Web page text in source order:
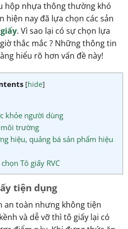
hộp nhựa thông thường khó
hiện nay đã lựa chọn các sản
. Vì sao lại có sự chọn lựa
thắc mắc ? Những thông tin
hiểu rõ hơn vấn đề này!
[hide]
khỏe người dùng
trường
hiệu, quảng bá sản phẩm hiệu
Tô giấy RVC
tiện dụng
an toàn nhưng không tiện
và dễ vỡ thì tô giấy lại có